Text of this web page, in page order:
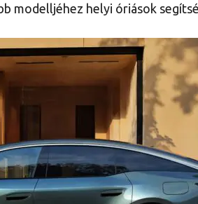
modelljéhez helyi óriások